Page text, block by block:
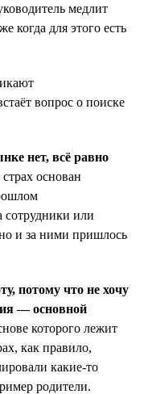
медлит
когда для этого есть
вопрос о поиске
нет, всё равно
основан
сотрудники или
и за ними пришлось
потому что не хочу
— основной
которого лежит
как правило,
какие-то
родители.